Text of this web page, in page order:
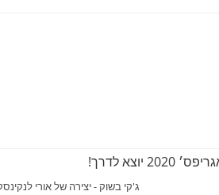
ג'קי בשוק - יצירה של אורי